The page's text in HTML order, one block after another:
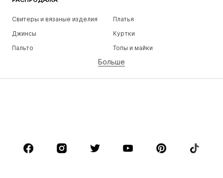
Свитеры и вязаные изделия
Платья
Джинсы
Куртки
Пальто
Топы и майки
Белье
Юбки
Блузки и туники
Аксессуары
Премиум
Больше